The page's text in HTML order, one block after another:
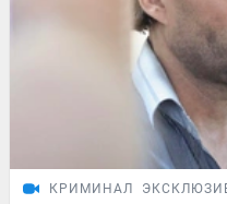
КРИМИНАЛ